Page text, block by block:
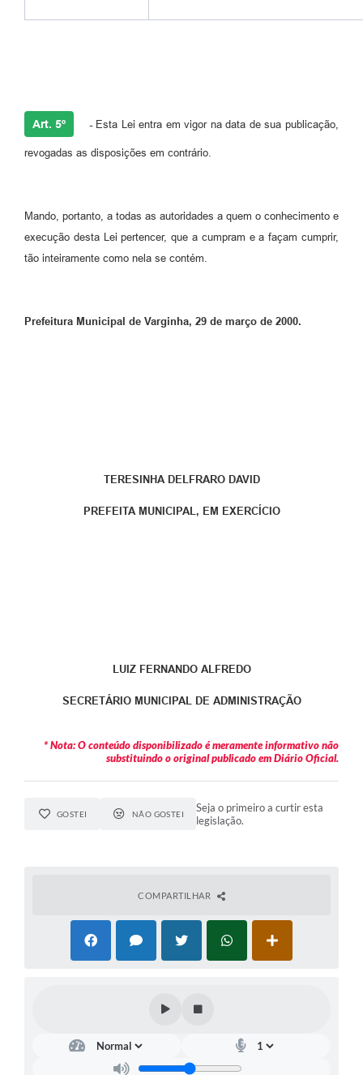
Art. 5º - Esta Lei entra em vigor na data de sua publicação,
revogadas as disposições em contrário.
Mando, portanto, a todas as autoridades a quem o conhecimento e
execução desta Lei pertencer, que a cumpram e a façam cumprir,
tão inteiramente como nela se contém.
Prefeitura Municipal de Varginha, 29 de março de 2000.
TERESINHA DELFRARO DAVID
PREFEITA MUNICIPAL, EM EXERCÍCIO
LUIZ FERNANDO ALFREDO
SECRETÁRIO MUNICIPAL DE ADMINISTRAÇÃO
* Nota: O conteúdo disponibilizado é meramente informativo não
substituindo o original publicado em Diário Oficial.
GOSTEI NÃO GOSTEI
Seja o primeiro a curtir esta
legislação.
COMPARTILHAR